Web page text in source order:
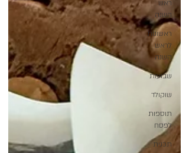
ראש
השנה
ראשונות
לראש
השנה
שבועות
שוקולד
תוספות
לפסח
תכנית